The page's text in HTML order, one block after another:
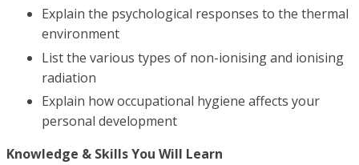
Explain the psychological responses to the thermal
environment
List the various types of non-ionising and ionising
radiation
Explain how occupational hygiene affects your
personal development
Knowledge & Skills You Will Learn